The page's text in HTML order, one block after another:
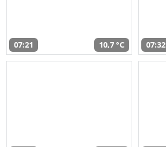
07:21 10,7 °C 07:32